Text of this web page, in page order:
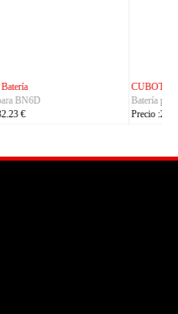
PHILIPS Batería
Batería para S7105
Precio :24.23 €